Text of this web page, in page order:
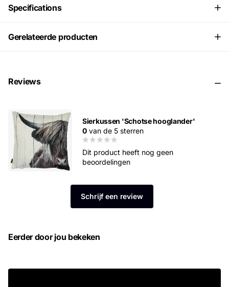
Specifications
Gerelateerde producten
Reviews
Sierkussen 'Schotse hooglander'
0 van de 5 sterren
Dit product heeft nog geen
beoordelingen
Schrijf een review
Eerder door jou bekeken